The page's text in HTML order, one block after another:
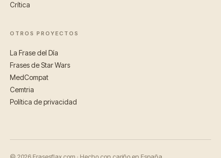
Crítica
OTROS PROYECTOS
La Frase del Día
Frases de Star Wars
MedCompat
Cemtria
Política de privacidad